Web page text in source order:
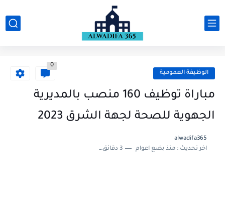
الوظيفة العمومية
0
مباراة توظيف 160 منصب بالمديرية
الجهوية للصحة لجهة الشرق 2023
alwadifa365
اخر تحديث :منذ بضع اعوام 3 دقائق للقراءة